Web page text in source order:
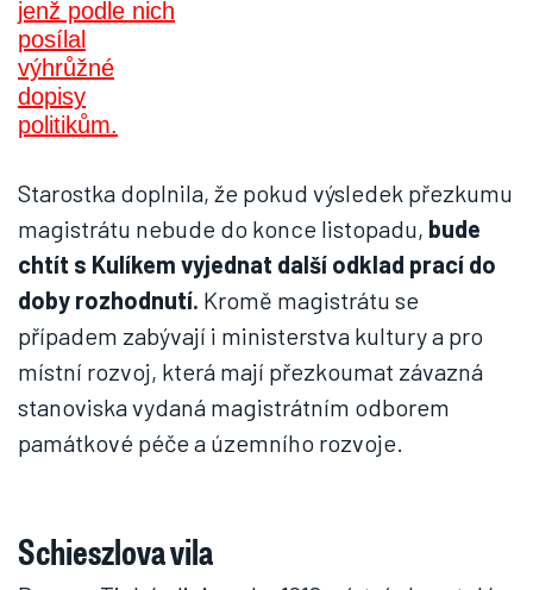
Starostka doplnila, že pokud výsledek přezkumu
magistrátu nebude do konce listopadu, bude
chtít s Kulíkem vyjednat další odklad prací do
doby rozhodnutí. Kromě magistrátu se
případem zabývají i ministerstva kultury a pro
místní rozvoj, která mají přezkoumat závazná
stanoviska vydaná magistrátním odborem
památkové péče a územního rozvoje.
Schieszlova vila